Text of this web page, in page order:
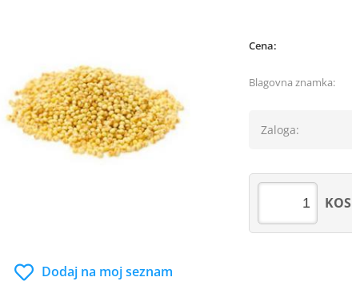
Dodaj na moj seznam
Cena:
Blagovna znamka:
Zaloga:
KOS